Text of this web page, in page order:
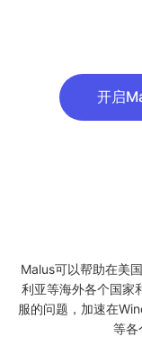
开启
Malus可以帮助在美
利亚等海外各个国家
服的问题，加速在
等各